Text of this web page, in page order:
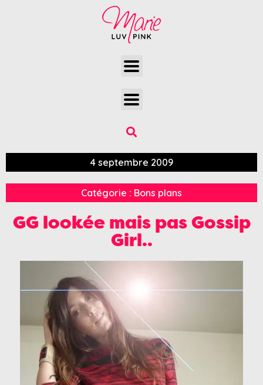
4 septembre 2009
Catégorie : Bons plans
GG lookée mais pas Gossip
Girl..